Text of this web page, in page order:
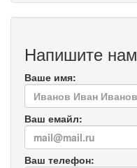
Напишите нам
Ваше имя:
Ваш емайл:
Ваш телефон: